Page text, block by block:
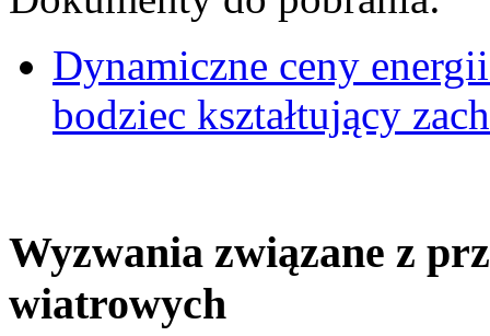
Dynamiczne ceny
bodziec kształtujący
Wyzwania związane z
wiatrowych